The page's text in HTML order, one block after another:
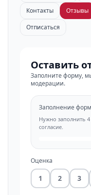
Контакты
Отзывы
Отписаться
Оставить
Заполните форму,
модерации.
Заполнение
Нужно заполнить 4
согласие.
Оценка
1 2 3